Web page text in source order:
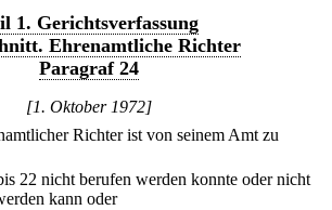
1. Gerichtsverfassung
Ehrenamtliche Richter
Paragraf 24
[1. Oktober 1972]
Richter ist von seinem Amt zu
22 nicht berufen werden konnte oder nicht
kann oder